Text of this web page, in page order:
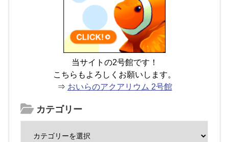
当サイトの2号館です！
こちらもよろしくお願いします。
⇒ おいらのアクアリウム 2号館
カテゴリー